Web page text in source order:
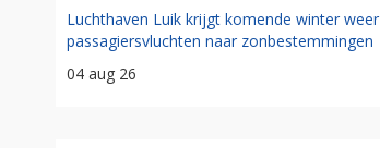
Luchthaven Luik krijgt komende winter weer
passagiersvluchten naar zonbestemmingen
04 aug 26